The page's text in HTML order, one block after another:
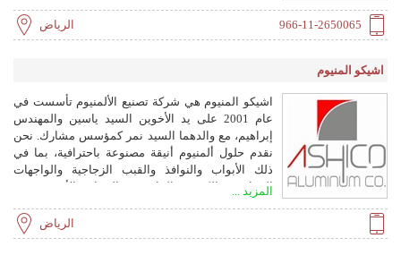
966-11-2650065 الرياض
اشيكو المنيوم
اشيكو المنيوم هي شركة تصنيع الألمنيوم تأسست في
عام 2001 على يد الأخوين السيد ياسين والمهندس
إبراهيم، مع والدهما السيد نمر كمؤسس مشارك. نحن
نقدم حلول ألمنيوم أنيقة مصنوعة باحترافية، بما في
ذلك الأبواب والنوافذ والقبب الزجاجية والواجهات
الزجاجية والكسوة الخارجية والستائر الأفقية. تمتد
الخاصة إلى القصور والجامعات والمؤسسات الحكومية
والبنوك. نحن ملتزمون بالجودة والنزاهة والابتكار ورضا
المزيد ...
الرياض